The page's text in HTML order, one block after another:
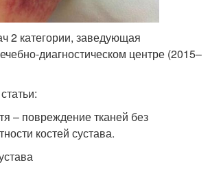
2 категории, заведующая
диагностическом центре (2015–
– повреждение тканей без
костей сустава.